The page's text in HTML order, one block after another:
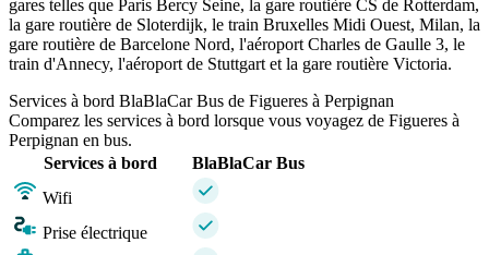
gares telles que Paris Bercy Seine, la gare routière CS de Rotterdam,
la gare routière de Sloterdijk, le train Bruxelles Midi Ouest, Milan, la
gare routière de Barcelone Nord, l'aéroport Charles de Gaulle 3, le
train d'Annecy, l'aéroport de Stuttgart et la gare routière Victoria.
Services à bord BlaBlaCar Bus de Figueres à Perpignan
Comparez les services à bord lorsque vous voyagez de Figueres à
Perpignan en bus.
Services à bord
BlaBlaCar Bus
Wifi
Prise électrique